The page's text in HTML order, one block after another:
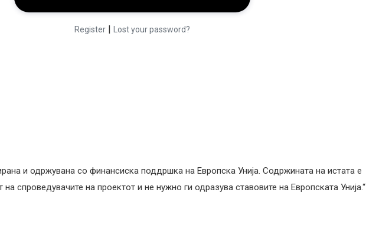
Register | Lost your password?
и одржувана со финансиска поддршка на Европска Унија. Содржината на истата е
спроведувачите на проектот и не нужно ги одразува ставовите на Европската Унија.“